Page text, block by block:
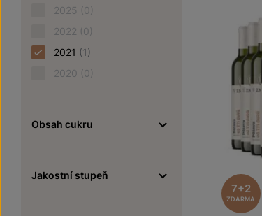
2025 (0)
2022 (0)
2021 (1)
2020 (0)
Obsah cukru
Jakostní stupeň
7+2
ZDARMA